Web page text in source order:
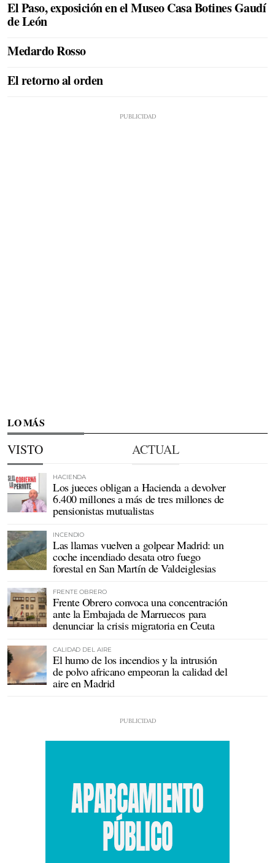
El Paso, exposición en el Museo Casa Botines Gaudí
de León
Medardo Rosso
El retorno al orden
LO MÁS
VISTO ACTUAL
HACIENDA
Los jueces obligan a Hacienda a devolver
6.400 millones a más de tres millones de
pensionistas mutualistas
INCENDIO
Las llamas vuelven a golpear Madrid: un
coche incendiado desata otro fuego
forestal en San Martín de Valdeiglesias
FRENTE OBRERO
Frente Obrero convoca una concentración
ante la Embajada de Marruecos para
denunciar la crisis migratoria en Ceuta
CALIDAD DEL AIRE
El humo de los incendios y la intrusión
de polvo africano empeoran la calidad del
aire en Madrid